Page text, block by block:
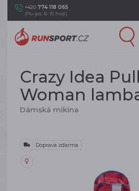
+420 774 118 065
(Po–pá: 8–15 hod.)
Crazy Idea
Woman
Dámská mikina
Doprava zdarma